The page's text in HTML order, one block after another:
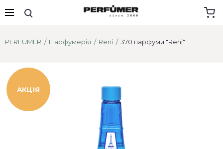
PERFUMER Парфумерія Reni 370 парфуми "Reni"
АКЦІЯ